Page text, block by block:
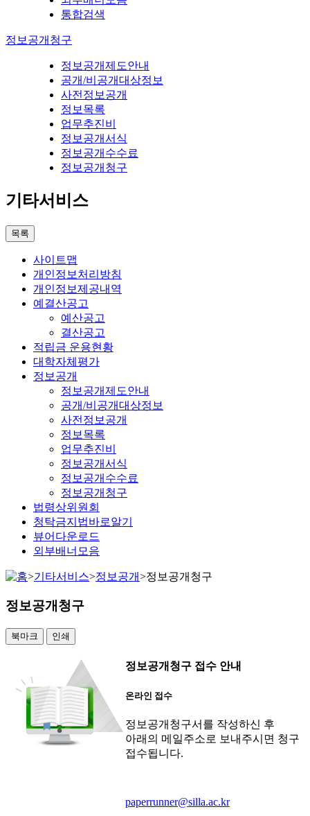
통합검색
정보공개청구
정보공개제도안내
공개/비공개대상정보
사전정보공개
정보목록
업무추진비
정보공개서식
정보공개수수료
정보공개청구
기타서비스
목록
사이트맵
개인정보처리방침
개인정보제공내역
예결산공고
예산공고
결산공고
적립금 운용현황
대학자체평가
정보공개
정보공개제도안내
공개/비공개대상정보
사전정보공개
정보목록
업무추진비
정보공개서식
정보공개수수료
정보공개청구
법령상위원회
청탁금지법바로알기
뷰어다운로드
외부배너모음
>기타서비스>정보공개>정보공개청구
정보공개청구
북마크 인쇄
정보공개청구 접수 안내
온라인 접수
정보공개청구서를 작성하신 후
아래의 메일주소로 보내주시면 청구
접수됩니다.
paperrunner@silla.ac.kr